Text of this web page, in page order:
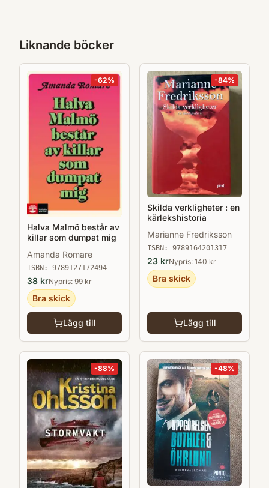
Liknande böcker
-62%
Halva Malmö består av
killar som dumpat mig
Amanda Romare
ISBN: 9789127172494
38 krNypris: 99kr
Bra skick
Lägg till
-84%
Skilda verkligheter : en
kärlekshistoria
Marianne Fredriksson
ISBN: 9789164201317
23 krNypris: 140kr
Bra skick
Lägg till
-88% -48%